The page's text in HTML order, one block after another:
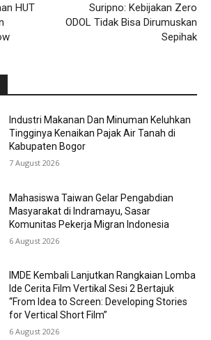
HUT
Suripno: Kebijakan Zero
ODOL Tidak Bisa Dirumuskan
Sepihak
Industri Makanan Dan Minuman Keluhkan
Tingginya Kenaikan Pajak Air Tanah di
Kabupaten Bogor
7 August 2026
Mahasiswa Taiwan Gelar Pengabdian
Masyarakat di Indramayu, Sasar
Komunitas Pekerja Migran Indonesia
6 August 2026
IMDE Kembali Lanjutkan Rangkaian Lomba
Ide Cerita Film Vertikal Sesi 2 Bertajuk
“From Idea to Screen: Developing Stories
for Vertical Short Film”
6 August 2026